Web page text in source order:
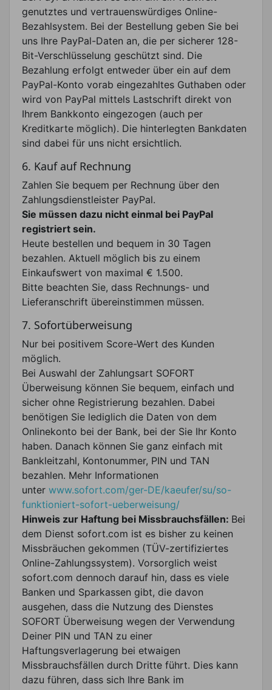
genutztes und vertrauenswürdiges Online-
Bezahlsystem. Bei der Bestellung geben Sie bei
uns Ihre PayPal-Daten an, die per sicherer 128-
Bit-Verschlüsselung geschützt sind. Die
Bezahlung erfolgt entweder über ein auf dem
PayPal-Konto vorab eingezahltes Guthaben oder
wird von PayPal mittels Lastschrift direkt von
Ihrem Bankkonto eingezogen (auch per
Kreditkarte möglich). Die hinterlegten Bankdaten
sind dabei für uns nicht ersichtlich.
6. Kauf auf Rechnung
Zahlen Sie bequem per Rechnung über den
Zahlungsdienstleister PayPal.
Sie müssen dazu nicht einmal bei PayPal
registriert sein.
Heute bestellen und bequem in 30 Tagen
bezahlen. Aktuell möglich bis zu einem
Einkaufswert von maximal € 1.500.
Bitte beachten Sie, dass Rechnungs- und
Lieferanschrift übereinstimmen müssen.
7. Sofortüberweisung
Nur bei positivem Score-Wert des Kunden
möglich.
Bei Auswahl der Zahlungsart SOFORT
Überweisung können Sie bequem, einfach und
sicher ohne Registrierung bezahlen. Dabei
benötigen Sie lediglich die Daten von dem
Onlinekonto bei der Bank, bei der Sie Ihr Konto
haben. Danach können Sie ganz einfach mit
Bankleitzahl, Kontonummer, PIN und TAN
bezahlen. Mehr Informationen
unter www.sofort.com/ger-DE/kaeufer/su/so-
funktioniert-sofort-ueberweisung/
Hinweis zur Haftung bei Missbrauchsfällen: Bei
dem Dienst sofort.com ist es bisher zu keinen
Missbräuchen gekommen (TÜV-zertifiziertes
Online-Zahlungssystem). Vorsorglich weist
sofort.com dennoch darauf hin, dass es viele
Banken und Sparkassen gibt, die davon
ausgehen, dass die Nutzung des Dienstes
SOFORT Überweisung wegen der Verwendung
Deiner PIN und TAN zu einer
Haftungsverlagerung bei etwaigen
Missbrauchsfällen durch Dritte führt. Dies kann
dazu führen, dass sich Ihre Bank im